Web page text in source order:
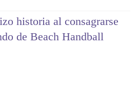
historia al consagrarse
de Beach Handball